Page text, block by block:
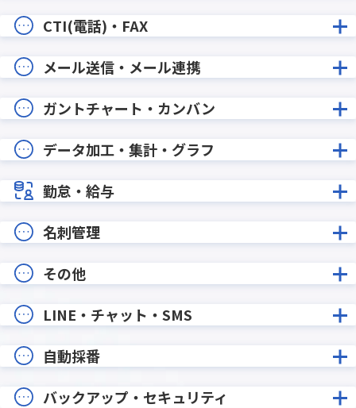
CTI(電話)・FAX
メール送信・メール連携
ガントチャート・カンバン
データ加工・集計・グラフ
勤怠・給与
名刺管理
その他
LINE・チャット・SMS
自動採番
バックアップ・セキュリティ